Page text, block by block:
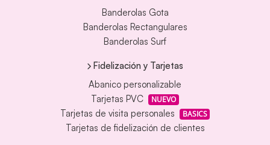
Banderolas Gota
Banderolas Rectangulares
Banderolas Surf
Fidelización y Tarjetas
Abanico personalizable
Tarjetas PVC
NUEVO
Tarjetas de visita personales BASICS
Tarjetas de fidelización de clientes